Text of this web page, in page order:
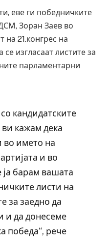
еве ги победничките
Зоран Заев во
на 21.конгрес на
се изгласаат листите за
парламентарни
кандидатските
кажам дека
во името на
и во
ја барам вашата
листи на
за заедно да
и да донесеме
победа“, рече